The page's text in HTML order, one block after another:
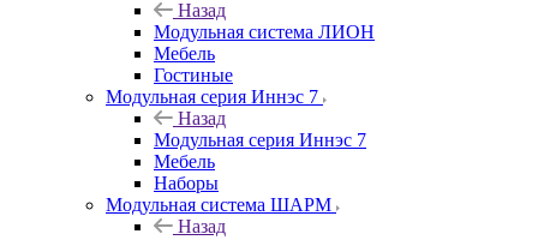
Назад
Модульная система ЛИОН
Мебель
Гостиные
Модульная серия Иннэс 7
Назад
Модульная серия Иннэс 7
Мебель
Наборы
Модульная система ШАРМ
Назад